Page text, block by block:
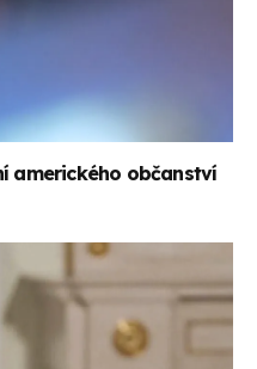
amerického občanství